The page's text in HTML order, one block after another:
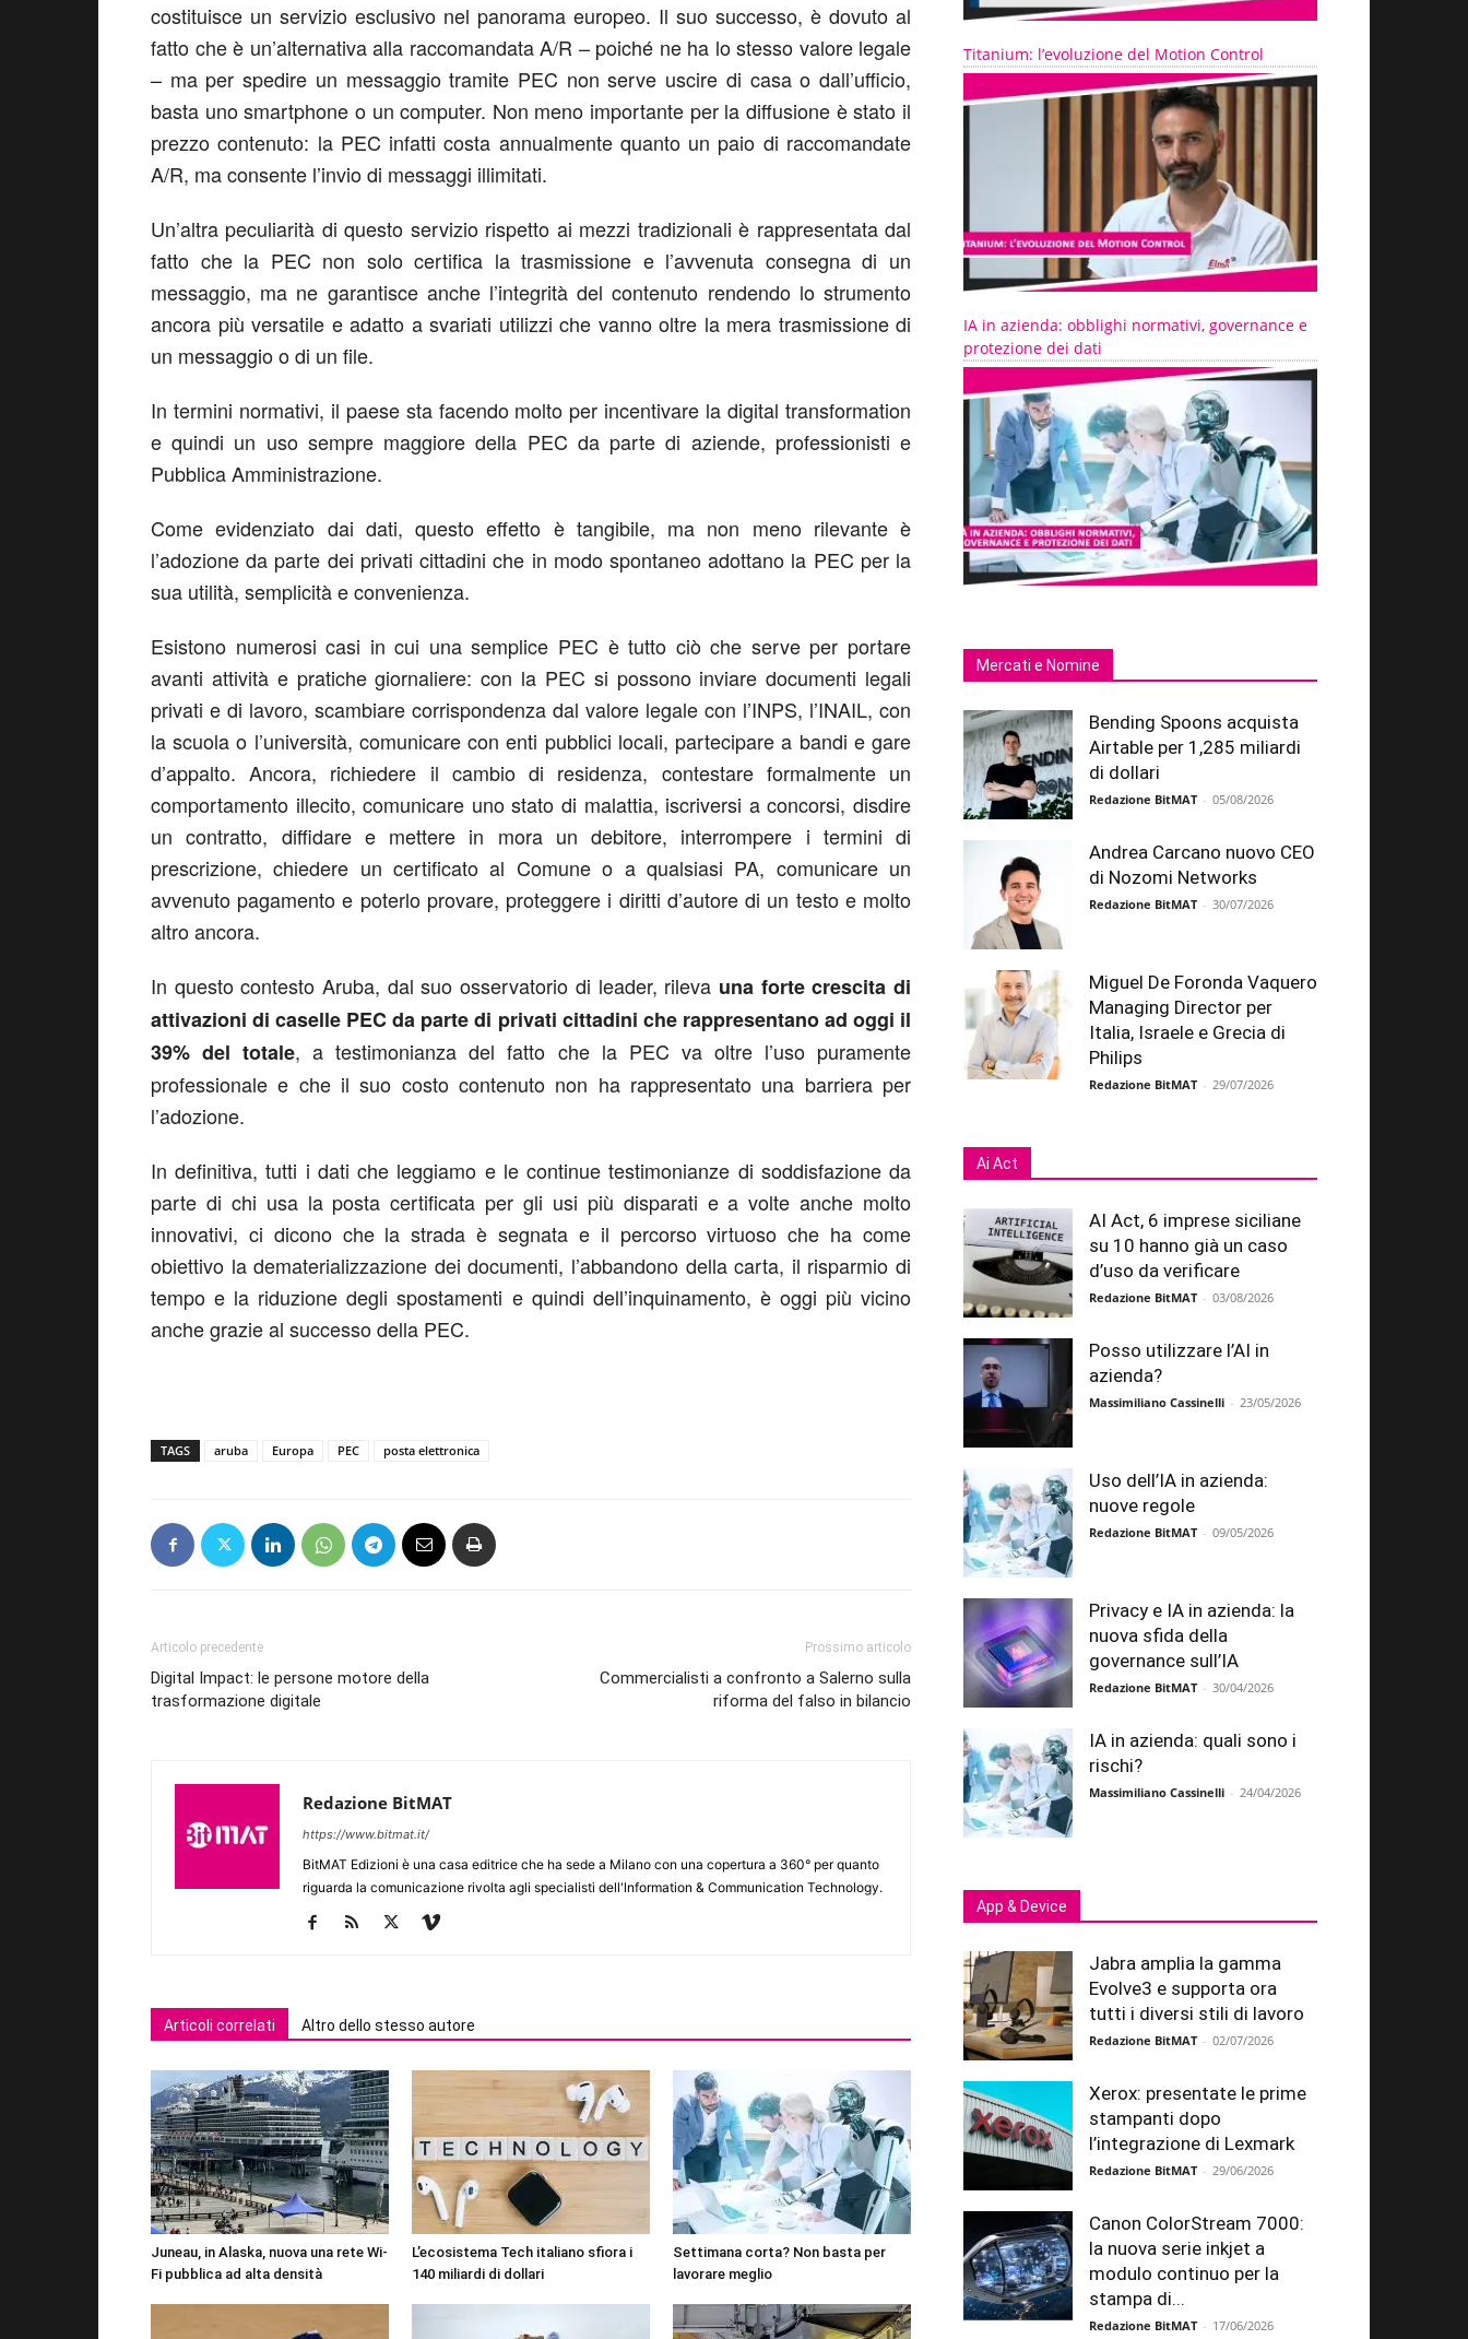
costituisce un servizio esclusivo nel panorama europeo. Il suo successo, è dovuto al
fatto che è un’alternativa alla raccomandata A/R – poiché ne ha lo stesso valore legale
– ma per spedire un messaggio tramite PEC non serve uscire di casa o dall’ufficio,
basta uno smartphone o un computer. Non meno importante per la diffusione è stato il
prezzo contenuto: la PEC infatti costa annualmente quanto un paio di raccomandate
A/R, ma consente l’invio di messaggi illimitati.
Un’altra peculiarità di questo servizio rispetto ai mezzi tradizionali è rappresentata dal
fatto che la PEC non solo certifica la trasmissione e l’avvenuta consegna di un
messaggio, ma ne garantisce anche l’integrità del contenuto rendendo lo strumento
ancora più versatile e adatto a svariati utilizzi che vanno oltre la mera trasmissione di
un messaggio o di un file.
In termini normativi, il paese sta facendo molto per incentivare la digital transformation
e quindi un uso sempre maggiore della PEC da parte di aziende, professionisti e
Pubblica Amministrazione.
Come evidenziato dai dati, questo effetto è tangibile, ma non meno rilevante è
l’adozione da parte dei privati cittadini che in modo spontaneo adottano la PEC per la
sua utilità, semplicità e convenienza.
Esistono numerosi casi in cui una semplice PEC è tutto ciò che serve per portare
avanti attività e pratiche giornaliere: con la PEC si possono inviare documenti legali
privati e di lavoro, scambiare corrispondenza dal valore legale con l’INPS, l’INAIL, con
la scuola o l’università, comunicare con enti pubblici locali, partecipare a bandi e gare
d’appalto. Ancora, richiedere il cambio di residenza, contestare formalmente un
comportamento illecito, comunicare uno stato di malattia, iscriversi a concorsi, disdire
un contratto, diffidare e mettere in mora un debitore, interrompere i termini di
prescrizione, chiedere un certificato al Comune o a qualsiasi PA, comunicare un
avvenuto pagamento e poterlo provare, proteggere i diritti d’autore di un testo e molto
altro ancora.
In questo contesto Aruba, dal suo osservatorio di leader, rileva una forte crescita di
attivazioni di caselle PEC da parte di privati cittadini che rappresentano ad oggi il
39% del totale, a testimonianza del fatto che la PEC va oltre l’uso puramente
professionale e che il suo costo contenuto non ha rappresentato una barriera per
l’adozione.
In definitiva, tutti i dati che leggiamo e le continue testimonianze di soddisfazione da
parte di chi usa la posta certificata per gli usi più disparati e a volte anche molto
innovativi, ci dicono che la strada è segnata e il percorso virtuoso che ha come
obiettivo la dematerializzazione dei documenti, l’abbandono della carta, il risparmio di
tempo e la riduzione degli spostamenti e quindi dell’inquinamento, è oggi più vicino
anche grazie al successo della PEC.
TAGS aruba Europa PEC posta elettronica
Articolo precedente
Digital Impact: le persone motore della
trasformazione digitale
Prossimo articolo
Commercialisti a confronto a Salerno sulla
riforma del falso in bilancio
Redazione BitMAT
https://www.bitmat.it/
BitMAT Edizioni è una casa editrice che ha sede a Milano con una copertura a 360° per quanto
riguarda la comunicazione rivolta agli specialisti dell'lnformation & Communication Technology.
Articoli correlati Altro dello stesso autore
Juneau, in Alaska, nuova una rete Wi-
Fi pubblica ad alta densità
L’ecosistema Tech italiano sfiora i
140 miliardi di dollari
Settimana corta? Non basta per
lavorare meglio
Titanium: l’evoluzione del Motion Control
IA in azienda: obblighi normativi, governance e
protezione dei dati
Mercati e Nomine
Bending Spoons acquista
Airtable per 1,285 miliardi
di dollari
Redazione BitMAT - 05/08/2026
Andrea Carcano nuovo CEO
di Nozomi Networks
Redazione BitMAT - 30/07/2026
Miguel De Foronda Vaquero
Managing Director per
Italia, Israele e Grecia di
Philips
Redazione BitMAT - 29/07/2026
Ai Act
AI Act, 6 imprese siciliane
su 10 hanno già un caso
d’uso da verificare
Redazione BitMAT - 03/08/2026
Posso utilizzare l’AI in
azienda?
Massimiliano Cassinelli - 23/05/2026
Uso dell’IA in azienda:
nuove regole
Redazione BitMAT - 09/05/2026
Privacy e IA in azienda: la
nuova sfida della
governance sull’IA
Redazione BitMAT - 30/04/2026
IA in azienda: quali sono i
rischi?
Massimiliano Cassinelli - 24/04/2026
App & Device
Jabra amplia la gamma
Evolve3 e supporta ora
tutti i diversi stili di lavoro
Redazione BitMAT - 02/07/2026
Xerox: presentate le prime
stampanti dopo
l’integrazione di Lexmark
Redazione BitMAT - 29/06/2026
Canon ColorStream 7000:
la nuova serie inkjet a
modulo continuo per la
stampa di...
Redazione BitMAT - 17/06/2026